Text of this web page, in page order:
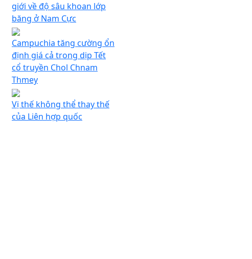
giới về độ sâu khoan lớp
băng ở Nam Cực
Campuchia tăng cường ổn
định giá cả trong dịp Tết
cổ truyền Chol Chnam
Thmey
Vị thế không thể thay thế
của Liên hợp quốc